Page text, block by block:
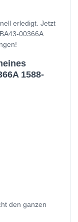
erledigt. Jetzt
00366A
1588-
den ganzen